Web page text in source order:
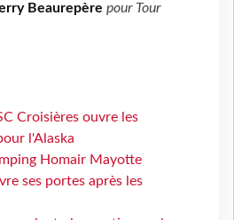
Beaurepère pour Tour
Croisières ouvre les
l'Alaska
Homair Mayotte
ses portes après les